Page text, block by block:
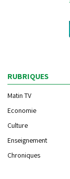
RUBRIQUES
Matin TV
Economie
Culture
Enseignement
Chroniques